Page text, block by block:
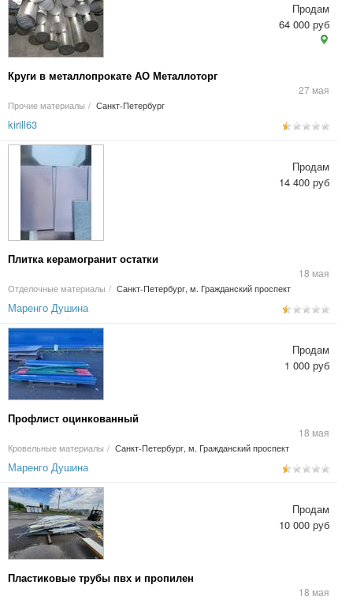
Круги в металлопрокате АО Металлоторг
27 мая
Прочие материалы / Санкт-Петербург
Продам
64 000 руб
kirill63
Плитка керамогранит остатки
18 мая
Отделочные материалы / Санкт-Петербург, м. Гражданский проспект
Продам
14 400 руб
Маренго Душина
Профлист оцинкованный
18 мая
Кровельные материалы / Санкт-Петербург, м. Гражданский проспект
Продам
1 000 руб
Маренго Душина
Пластиковые трубы пвх и пропилен
18 мая
Продам
10 000 руб